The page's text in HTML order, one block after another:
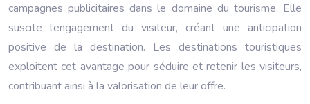
campagnes publicitaires dans le domaine du tourisme. Elle
suscite l’engagement du visiteur, créant une anticipation
positive de la destination. Les destinations touristiques
exploitent cet avantage pour séduire et retenir les visiteurs,
contribuant ainsi à la valorisation de leur offre.